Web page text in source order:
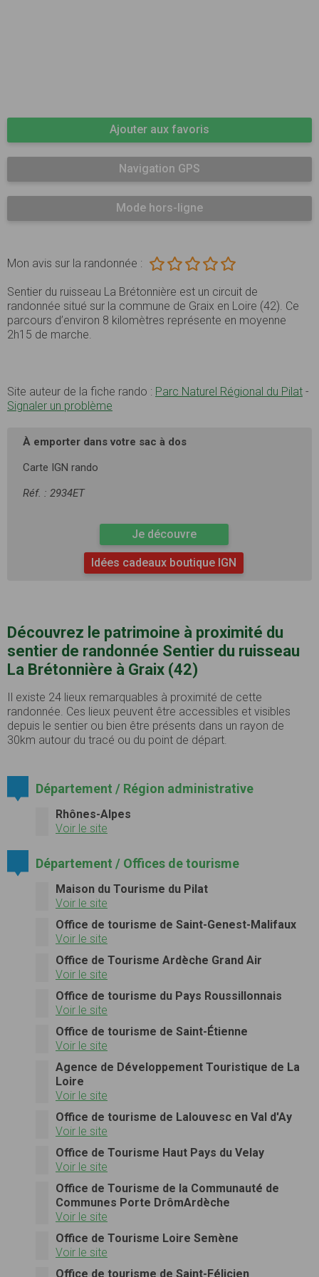
Ajouter aux favoris
Navigation GPS
Mode hors-ligne
Mon avis sur la randonnée :
Sentier du ruisseau La Brétonnière est un circuit de
randonnée situé sur la commune de Graix en Loire (42). Ce
parcours d’environ 8 kilomètres représente en moyenne
2h15 de marche.
Site auteur de la fiche rando : Parc Naturel Régional du Pilat -
Signaler un problème
À emporter dans votre sac à dos
Carte IGN rando
Réf. : 2934ET
Je découvre
Idées cadeaux boutique IGN
Découvrez le patrimoine à proximité du
sentier de randonnée Sentier du ruisseau
La Brétonnière à Graix (42)
Il existe 24 lieux remarquables à proximité de cette
randonnée. Ces lieux peuvent être accessibles et visibles
depuis le sentier ou bien être présents dans un rayon de
30km autour du tracé ou du point de départ.
Département / Région administrative
Rhônes-Alpes
Voir le site
Département / Offices de tourisme
Maison du Tourisme du Pilat
Voir le site
Office de tourisme de Saint-Genest-Malifaux
Voir le site
Office de Tourisme Ardèche Grand Air
Voir le site
Office de tourisme du Pays Roussillonnais
Voir le site
Office de tourisme de Saint-Étienne
Voir le site
Agence de Développement Touristique de La
Loire
Voir le site
Office de tourisme de Lalouvesc en Val d'Ay
Voir le site
Office de Tourisme Haut Pays du Velay
Voir le site
Office de Tourisme de la Communauté de
Communes Porte DrômArdèche
Voir le site
Office de Tourisme Loire Semène
Voir le site
Office de tourisme de Saint-Félicien